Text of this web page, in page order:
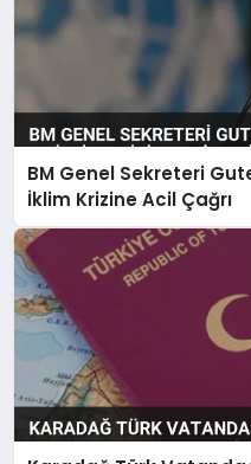
BM Genel Sekreteri
İklim Krizine Acil Çağrı